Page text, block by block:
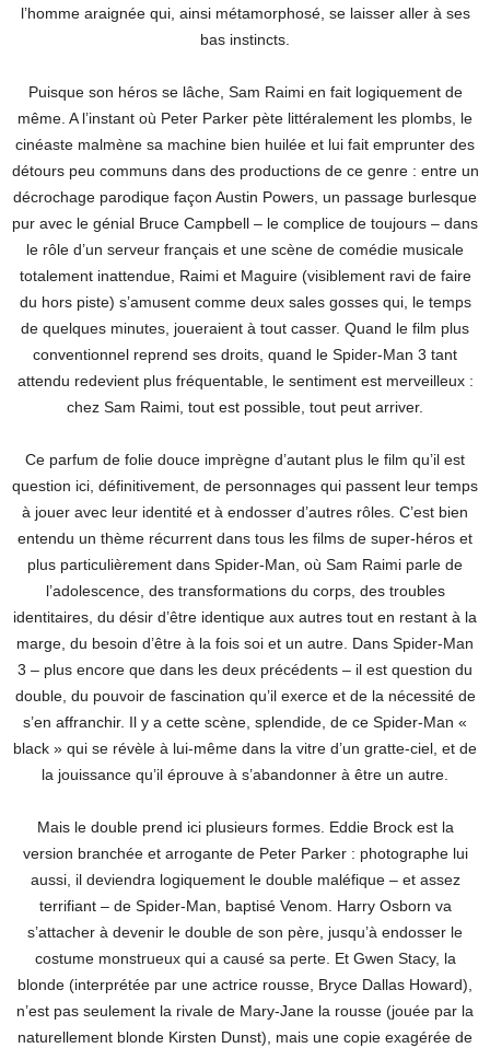
l’homme araignée qui, ainsi métamorphosé, se laisser aller à ses
bas instincts.
Puisque son héros se lâche, Sam Raimi en fait logiquement de
même. A l’instant où Peter Parker pète littéralement les plombs, le
cinéaste malmène sa machine bien huilée et lui fait emprunter des
détours peu communs dans des productions de ce genre : entre un
décrochage parodique façon Austin Powers, un passage burlesque
pur avec le génial Bruce Campbell – le complice de toujours – dans
le rôle d’un serveur français et une scène de comédie musicale
totalement inattendue, Raimi et Maguire (visiblement ravi de faire
du hors piste) s’amusent comme deux sales gosses qui, le temps
de quelques minutes, joueraient à tout casser. Quand le film plus
conventionnel reprend ses droits, quand le Spider-Man 3 tant
attendu redevient plus fréquentable, le sentiment est merveilleux :
chez Sam Raimi, tout est possible, tout peut arriver.
Ce parfum de folie douce imprègne d’autant plus le film qu’il est
question ici, définitivement, de personnages qui passent leur temps
à jouer avec leur identité et à endosser d’autres rôles. C’est bien
entendu un thème récurrent dans tous les films de super-héros et
plus particulièrement dans Spider-Man, où Sam Raimi parle de
l’adolescence, des transformations du corps, des troubles
identitaires, du désir d’être identique aux autres tout en restant à la
marge, du besoin d’être à la fois soi et un autre. Dans Spider-Man
3 – plus encore que dans les deux précédents – il est question du
double, du pouvoir de fascination qu’il exerce et de la nécessité de
s’en affranchir. Il y a cette scène, splendide, de ce Spider-Man «
black » qui se révèle à lui-même dans la vitre d’un gratte-ciel, et de
la jouissance qu’il éprouve à s’abandonner à être un autre.
Mais le double prend ici plusieurs formes. Eddie Brock est la
version branchée et arrogante de Peter Parker : photographe lui
aussi, il deviendra logiquement le double maléfique – et assez
terrifiant – de Spider-Man, baptisé Venom. Harry Osborn va
s’attacher à devenir le double de son père, jusqu’à endosser le
costume monstrueux qui a causé sa perte. Et Gwen Stacy, la
blonde (interprétée par une actrice rousse, Bryce Dallas Howard),
n’est pas seulement la rivale de Mary-Jane la rousse (jouée par la
naturellement blonde Kirsten Dunst), mais une copie exagérée de